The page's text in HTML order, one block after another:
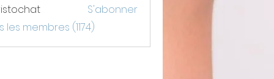
S'abonner
les membres (1174)